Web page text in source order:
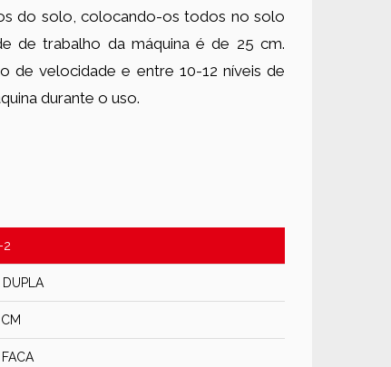
do solo, colocando-os todos no solo
de trabalho da máquina é de 25 cm.
de velocidade e entre 10-12 níveis de
durante o uso.
2
DUPLA